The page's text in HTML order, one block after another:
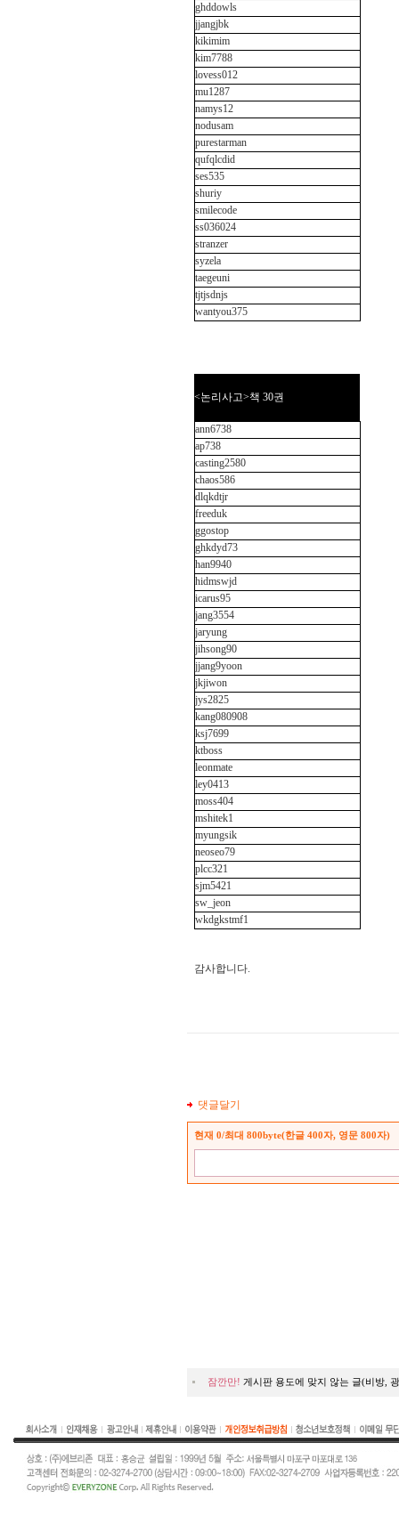
ghddowls
jjangjbk
kikimim
kim7788
lovess012
mu1287
namys12
nodusam
purestarman
qufqlcdid
ses535
shuriy
smilecode
ss036024
stranzer
syzela
taegeuni
tjtjsdnjs
wantyou375
<논리사고>책 30권
ann6738
ap738
casting2580
chaos586
dlqkdtjr
freeduk
ggostop
ghkdyd73
han9940
hidmswjd
icarus95
jang3554
jaryung
jihsong90
jjang9yoon
jkjiwon
jys2825
kang080908
ksj7699
ktboss
leonmate
ley0413
moss404
mshitek1
myungsik
neoseo79
plcc321
sjm5421
sw_jeon
wkdgkstmf1
감사합니다.
댓글달기
현재 0/최대 800byte(한글 400자, 영문 800자)
잠깐만! 게시판 용도에 맞지 않는 글(비방,